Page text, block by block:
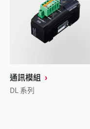
通訊模組
DL 系列